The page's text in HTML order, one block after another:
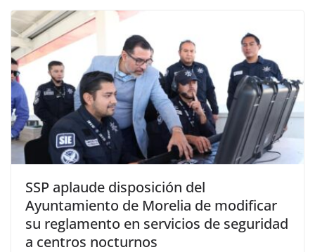
SSP aplaude disposición del
Ayuntamiento de Morelia de modificar
su reglamento en servicios de seguridad
a centros nocturnos